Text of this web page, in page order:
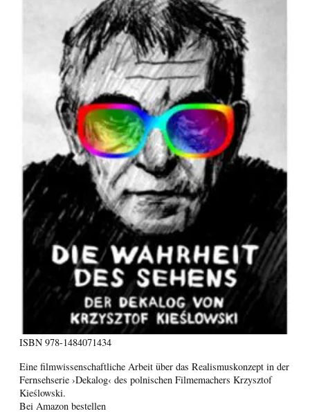
ISBN 978-1484071434
Eine filmwissenschaftliche Arbeit über das Realismuskonzept in der
Fernsehserie ›Dekalog‹ des polnischen Filmemachers Krzysztof
Kieślowski.
Bei Amazon bestellen